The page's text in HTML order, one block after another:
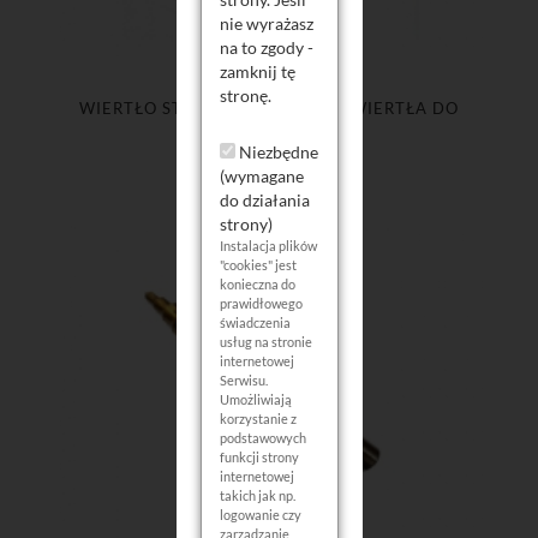
WIERTŁO STOPNIOWE 1EL 4-12 WIERTŁA DO
nie wyrażasz
na to zgody -
zamknij tę
stronę.
Niezbędne
(wymagane
do działania
strony)
Instalacja plików
"cookies" jest
konieczna do
prawidłowego
świadczenia
usług na stronie
internetowej
Serwisu.
Umożliwiają
korzystanie z
podstawowych
funkcji strony
internetowej
takich jak np.
logowanie czy
zarządzanie